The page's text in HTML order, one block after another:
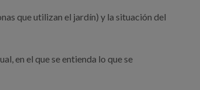
que utilizan el jardín) y la situación del
en el que se entienda lo que se